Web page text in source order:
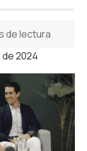
2024
de lectura